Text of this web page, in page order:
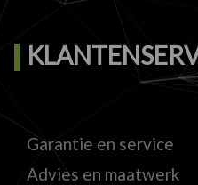
Garantie en service
Advies en maatwerk